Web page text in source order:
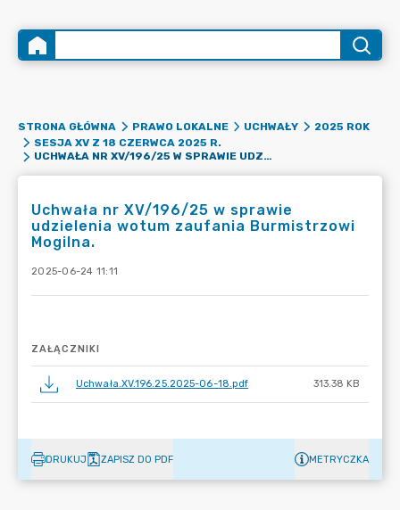
STRONA GŁÓWNA PRAWO LOKALNE UCHWAŁY
2025 ROK
SESJA XV Z 18 CZERWCA 2025 R.
UCHWAŁA NR XV/196/25 W SPRAWIE UDZIELENIA WOTUM ZAUFANIA BURMISTRZOWI MOGILNA.
Uchwała nr XV/196/25 w sprawie
udzielenia wotum zaufania Burmistrzowi
Mogilna.
2025-06-24 11:11
ZAŁĄCZNIKI
Uchwała.XV.196.25.2025-06-18.pdf 313.38 KB
DRUKUJ ZAPISZ DO PDF METRYCZKA